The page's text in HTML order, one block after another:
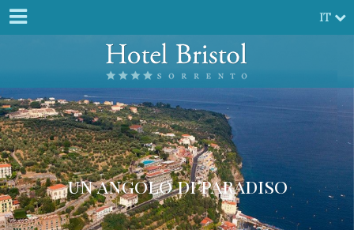
IT
un angolo di paradiso